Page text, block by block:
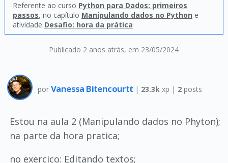
Publicado 2 anos atrás, em 23/05/2024
Referente ao curso Python para Dados: primeiros
passos, no capítulo Manipulando dados no Python e
atividade Desafio: hora da prática
por Vanessa Bitencourtt | 23.3k xp | 2posts
Estou na aula 2 (Manipulando dados no Phyton);
na parte da hora pratica;
no exercico: Editando textos;